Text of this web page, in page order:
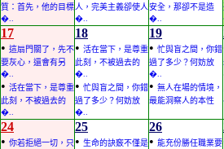
質：首先，他的目標
�..
人，完美主義卻使人
�..
安全，那卻不是造
�..
17
• 這扇門關了，先不
要灰心，還會有另
�..
• 活在當下，是尊重
此刻，不被過去的
�..
18
• 活在當下，是尊重
此刻，不被過去的
�..
• 忙與盲之間，你錯
過了多少？何妨放
�..
19
• 忙與盲之間，你錯
過了多少？何妨放
�..
• 無人在場的情境，
最能洞察人的本性
24
• 你若拒絕一切，只
25
• 生命的訣竅不僅是
26
• 能充份勝任職業要